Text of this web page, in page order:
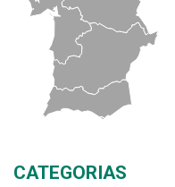
CATEGORIAS